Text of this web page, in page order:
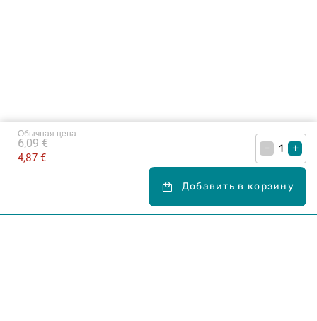
Обычная цена
4,87 €
6,09 € – +
Добавить в корзину